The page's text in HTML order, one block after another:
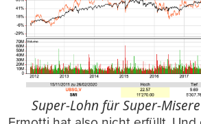
Super-Lohn für Super-